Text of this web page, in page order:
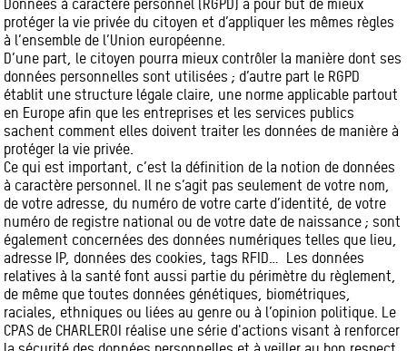
Données à caractère personnel (RGPD) a pour but de mieux
protéger la vie privée du citoyen et d’appliquer les mêmes règles
à l’ensemble de l’Union européenne.
D’une part, le citoyen pourra mieux contrôler la manière dont ses
données personnelles sont utilisées ; d’autre part le RGPD
établit une structure légale claire, une norme applicable partout
en Europe afin que les entreprises et les services publics
sachent comment elles doivent traiter les données de manière à
protéger la vie privée.
Ce qui est important, c’est la définition de la notion de données
à caractère personnel. Il ne s’agit pas seulement de votre nom,
de votre adresse, du numéro de votre carte d’identité, de votre
numéro de registre national ou de votre date de naissance ; sont
également concernées des données numériques telles que lieu,
adresse IP, données des cookies, tags RFID… Les données
relatives à la santé font aussi partie du périmètre du règlement,
de même que toutes données génétiques, biométriques,
raciales, ethniques ou liées au genre ou à l’opinion politique. Le
CPAS de CHARLEROI réalise une série d'actions visant à renforcer